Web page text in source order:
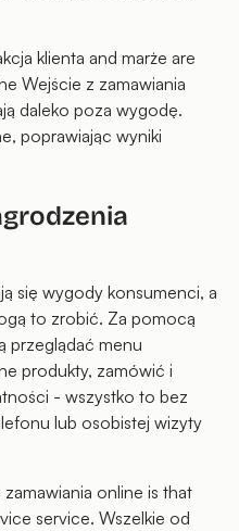
klienta and marże are
Wejście z zamawiania
daleko poza wygodę.
poprawiając wyniki
się wygody konsumenci, a
to zrobić. Za pomocą
przeglądać menu
produkty, zamówić i
- wszystko to bez
lub osobistej wizyty
online is that
service. Wszelkie od